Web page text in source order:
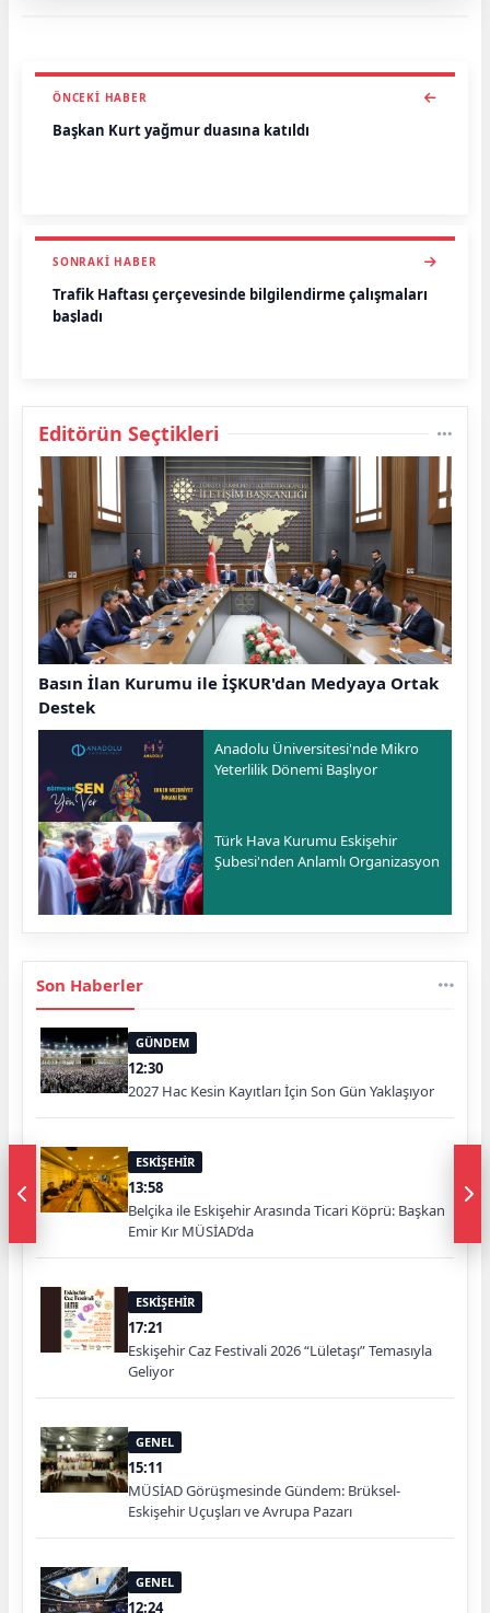
ÖNCEKI HABER
Başkan Kurt yağmur duasına katıldı
SONRAKI HABER
Trafik Haftası çerçevesinde bilgilendirme çalışmaları
başladı
Editörün Seçtikleri
Basın İlan Kurumu ile İŞKUR'dan Medyaya Ortak
Destek
Anadolu Üniversitesi'nde Mikro
Yeterlilik Dönemi Başlıyor
Türk Hava Kurumu Eskişehir
Şubesi'nden Anlamlı Organizasyon
Son Haberler
GÜNDEM
12:30
2027 Hac Kesin Kayıtları İçin Son Gün Yaklaşıyor
ESKİŞEHİR
13:58
Belçika ile Eskişehir Arasında Ticari Köprü: Başkan
Emir Kır MÜSİAD’da
ESKİŞEHİR
17:21
Eskişehir Caz Festivali 2026 “Lületaşı” Temasıyla
Geliyor
GENEL
15:11
MÜSİAD Görüşmesinde Gündem: Brüksel-
Eskişehir Uçuşları ve Avrupa Pazarı
GENEL
12:24